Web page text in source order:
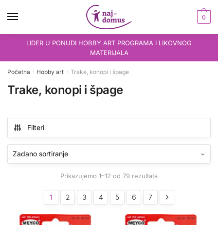
0
LIDER U PONUDI HOBBY ART PROGRAMA I LIKOVNOG
MATERIJALA
Početna / Hobby art / Trake, konopi i špage
Trake, konopi i špage
Filteri
Prikazujemo 1–12 od 79 rezultata
1 2 3 4 5 6 7